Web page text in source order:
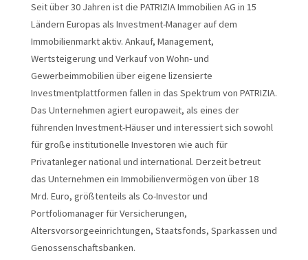
Seit über 30 Jahren ist die PATRIZIA Immobilien AG in 15
Ländern Europas als Investment-Manager auf dem
Immobilienmarkt aktiv. Ankauf, Management,
Wertsteigerung und Verkauf von Wohn- und
Gewerbeimmobilien über eigene lizensierte
Investmentplattformen fallen in das Spektrum von PATRIZIA.
Das Unternehmen agiert europaweit, als eines der
führenden Investment-Häuser und interessiert sich sowohl
für große institutionelle Investoren wie auch für
Privatanleger national und international. Derzeit betreut
das Unternehmen ein Immobilienvermögen von über 18
Mrd. Euro, größtenteils als Co-Investor und
Portfoliomanager für Versicherungen,
Altersvorsorgeeinrichtungen, Staatsfonds, Sparkassen und
Genossenschaftsbanken.